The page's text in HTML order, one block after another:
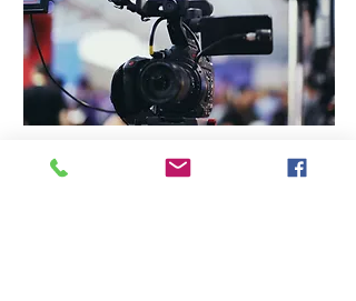
【映像・メディア・企画制作事業】